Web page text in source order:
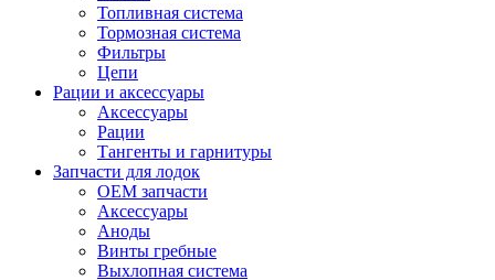
Топливная система
Тормозная система
Фильтры
Цепи
Рации и аксессуары
Аксессуары
Рации
Тангенты и гарнитуры
Запчасти для лодок
OEM запчасти
Аксессуары
Аноды
Винты гребные
Выхлопная система